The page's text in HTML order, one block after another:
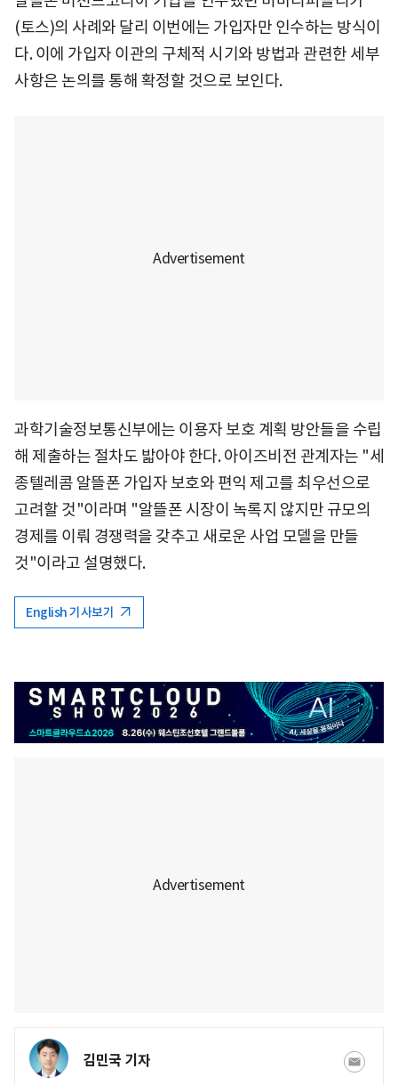
(토스)의 사례와 달리 이번에는 가입자만 인수하는 방식이
다. 이에 가입자 이관의 구체적 시기와 방법과 관련한 세부
사항은 논의를 통해 확정할 것으로 보인다.
과학기술정보통신부에는 이용자 보호 계획 방안들을 수립
해 제출하는 절차도 밟아야 한다. 아이즈비전 관계자는 "세
종텔레콤 알뜰폰 가입자 보호와 편익 제고를 최우선으로
고려할 것"이라며 "알뜰폰 시장이 녹록지 않지만 규모의
경제를 이뤄 경쟁력을 갖추고 새로운 사업 모델을 만들
것"이라고 설명했다.
English 기사보기
김민국 기자